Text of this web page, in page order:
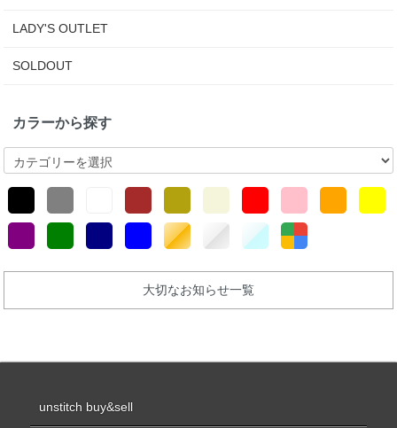
LADY'S OUTLET
SOLDOUT
カラーから探す
大切なお知らせ一覧
unstitch buy&sell